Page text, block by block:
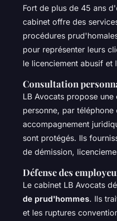
Fort de plus de 45 ans
cabinet offre des
procédures
pour représenter leurs
le licenciement abusif et
Consultation
LB Avocats propose une
personne, par
accompagnement
sont protégés. Ils
de démission,
Défense des
Le cabinet LB Avocats
de prud'hommes. Ils
et les ruptures